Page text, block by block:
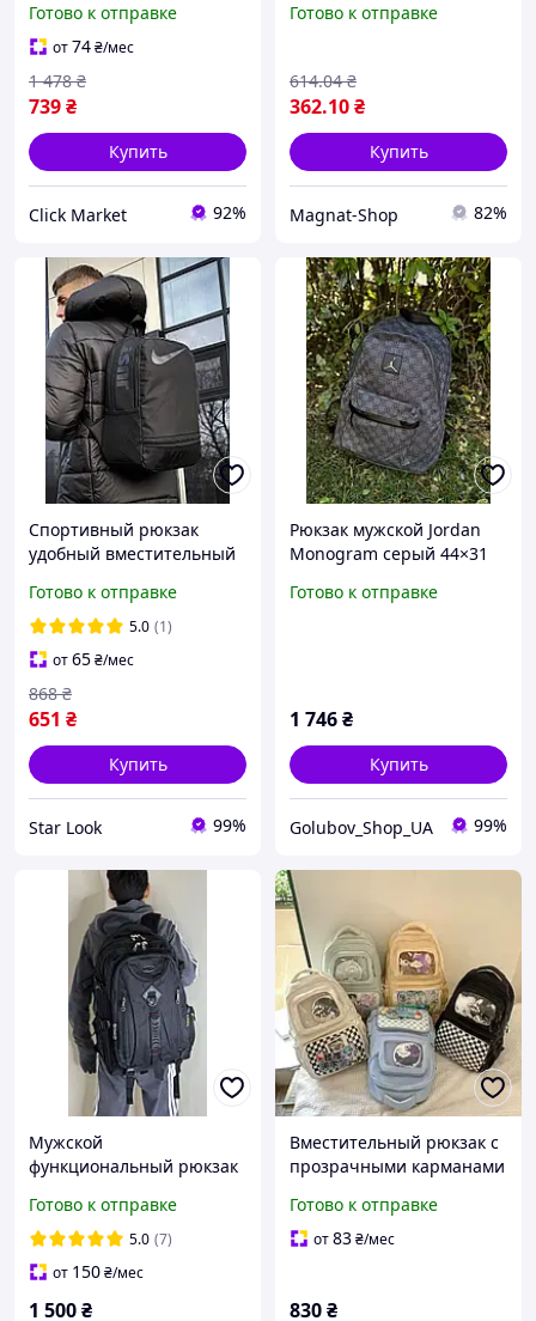
износостойкий текстиль
женский для прогулок VU-
60
Готово к отправке
от74₴/мес
739₴
1 478 ₴
Купить
Click Market 92%
черный рюкзак для
841725
Готово к отправке
362.10₴
614.04 ₴
Купить
Magnat-Shop 82%
Спортивный рюкзак
удобный вместительный
качественных
материалов для ноутбука
черный Nike
Готово к отправке
5.0 (1)
от65₴/мес
651 ₴
868 ₴
Купить
Star Look 99%
Рюкзак мужской Jordan
Monogram серый 44×31
текстильный backpack
Готово к отправке
1 746₴
Купить
Golubov_Shop_UA 99%
Мужской
функциональный рюкзак
Gorangd
Готово к отправке
5.0 (7)
от 150₴/мес
1 500₴
Вместительный рюкзак с
прозрачными карманами
Готово к отправке
от83₴/мес
830₴